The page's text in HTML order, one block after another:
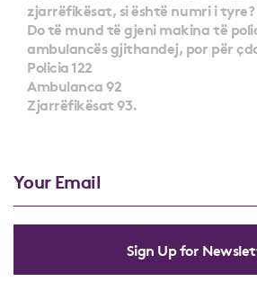
zjarrëfikësat, si është numri i tyre?
Do të mund të gjeni makina të
ambulancës gjithandej, por për
Policia 122
Ambulanca 92
Zjarrëfikësat 93.
Sign Up for